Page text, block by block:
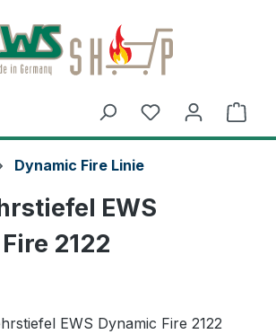
Dynamic Fire Linie
EWS
2122